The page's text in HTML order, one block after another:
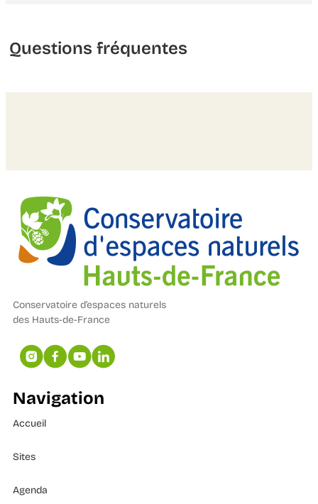
Questions fréquentes
Conservatoire d’espaces naturels
des Hauts-de-France
Navigation
Accueil
Sites
Agenda